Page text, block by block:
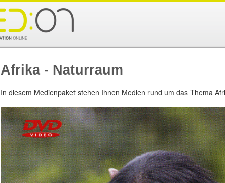
Afrika - Naturraum
In diesem Medienpaket stehen Ihnen Medien rund um das Thema